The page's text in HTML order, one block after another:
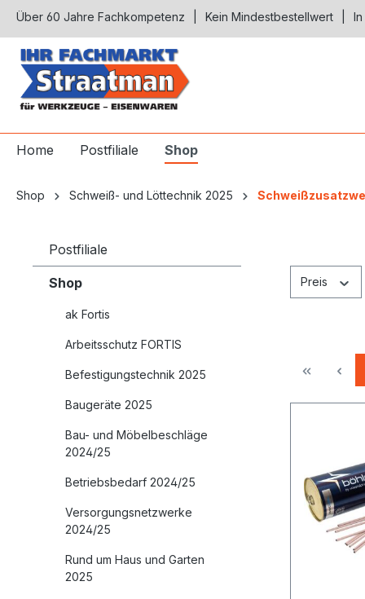
Zur Hauptnavigation springen
Über 60 Jahre Fachkompetenz Kein Mindestbestellwert
Home Postfiliale Shop
Shop Schweiß- und Löttechnik 2025
Postfiliale
Shop
ak Fortis
Arbeitsschutz FORTIS
Befestigungstechnik 2025
Baugeräte 2025
Bau- und Möbelbeschläge
2024/25
Betriebsbedarf 2024/25
Versorgungsnetzwerke
2024/25
Rund um Haus und Garten
2025
Preis